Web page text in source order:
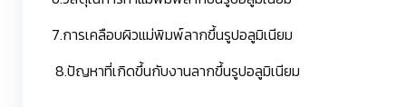
7.การเคลือบผิวแม่พิมพ์ลากขึ้นรูปอลูมิเนียม
8.ปัญหาที่เกิดขึ้นกับงานลากขึ้นรูปอลูมิเนียม